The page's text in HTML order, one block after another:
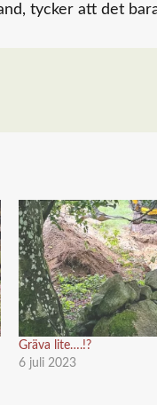
tycker att det
Gräva lite….!?
6 juli 2023